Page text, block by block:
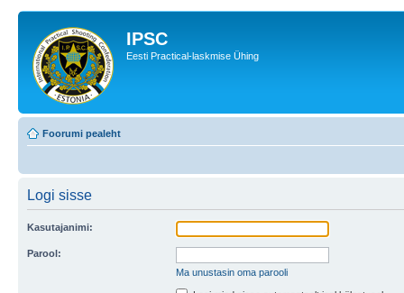
IPSC
Eesti Practical-laskmise Ühing
Foorumi pealeht
Logi sisse
Kasutajanimi:
Parool:
Ma unustasin oma parooli